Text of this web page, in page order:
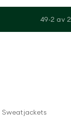
49-2 av 2
Sweatjackets